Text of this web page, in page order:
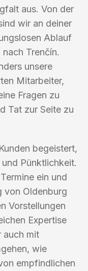
aus. Von der
wir an deiner
Ablauf
Trenčín.
unsere
Mitarbeiter,
Fragen zu
Tat zur Seite zu
begeistert,
Pünktlichkeit.
ein und
von Oldenburg
Vorstellungen
Expertise
auch mit
wie
empfindlichen